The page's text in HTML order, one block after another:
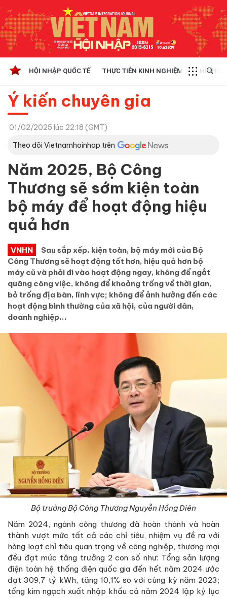
HỘI NHẬP QUỐC TẾ THỰC TIỄN KINH NGHIỆM CHÍNH
Ý kiến chuyên gia
01/02/2025 lúc 22:18 (GMT)
Theo dõi Vietnamhoinhap trên
Năm 2025, Bộ Công
Thương sẽ sớm kiện toàn
bộ máy để hoạt động hiệu
quả hơn
VNHN
Sau sắp xếp, kiện toàn, bộ máy mới của Bộ
Công Thương sẽ hoạt động tốt hơn, hiệu quả hơn bộ
máy cũ và phải đi vào hoạt động ngay, không để ngắt
quãng công việc, không để khoảng trống về thời gian,
bỏ trống địa bàn, lĩnh vực; không để ảnh hưởng đến các
hoạt động bình thường của xã hội, của người dân,
doanh nghiệp...
Bộ trưởng Bộ Công Thương Nguyễn Hồng Diên
Năm 2024, ngành công thương đã hoàn thành và hoàn
thành vượt mức tất cả các chỉ tiêu, nhiệm vụ đề ra với
hàng loạt chỉ tiêu quan trọng về công nghiệp, thương mại
đều đạt mức tăng trưởng 2 con số như: Tổng sản lượng
điện toàn hệ thống điện quốc gia đến hết năm 2024 ước
đạt 309,7 tỷ kWh, tăng 10,1% so với cùng kỳ năm 2023;
tổng kim ngạch xuất nhập khẩu cả năm 2024 lập kỷ lục